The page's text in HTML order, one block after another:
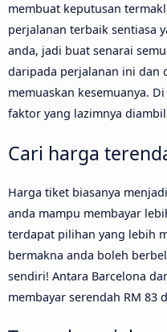
membuat keputusan
perjalanan terbaik sentiasa
anda, jadi buat senarai
daripada perjalanan ini dan
memuaskan kesemuanya.
faktor yang lazimnya
Cari harga
Harga tiket biasanya
anda mampu membayar
terdapat pilihan yang lebih
bermakna anda boleh
sendiri! Antara Barcelona
membayar serendah RM 83